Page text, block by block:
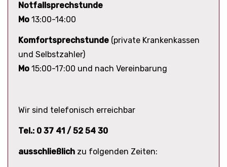
Notfallsprechstunde
Mo 13:00-14:00
Komfortsprechstunde (private Krankenkassen
und Selbstzahler)
Mo 15:00-17:00 und nach Vereinbarung
Wir sind telefonisch erreichbar
Tel.: 0 37 41 / 52 54 30
ausschließlich zu folgenden Zeiten: